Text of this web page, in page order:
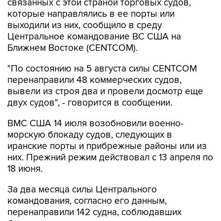
выходили из них, сообщило в среду
Центральное командование ВС США на
Ближнем Востоке (CENTCOM).
"По состоянию на 5 августа силы CENTCOM
вывели из строя два и провели досмотр еще
двух судов", - говорится в сообщении.
ВМС США 14 июля возобновили военно-
иранские порты и прибрежные районы или из
них. Прежний режим действовал с 13 апреля по
18 июня.
За два месяца силы Центрального
перенаправили 142 судна, соблюдавших
блокаду, вывели из строя девять судов, не
соблюдавших ее, и позволили более чем 50